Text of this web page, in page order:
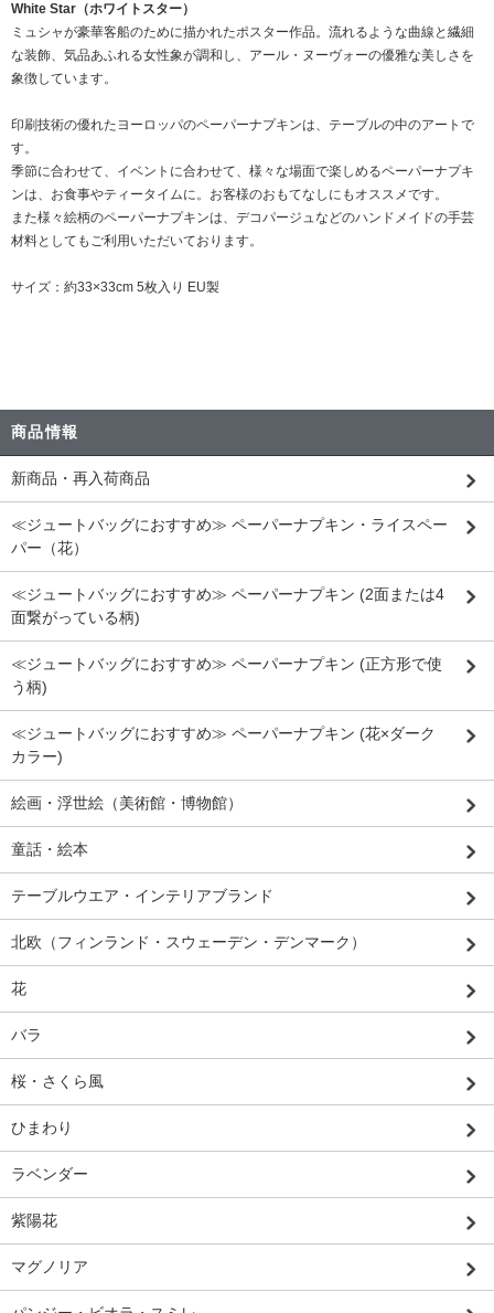
White Star（ホワイトスター）
ミュシャが豪華客船のために描かれたポスター作品。流れるような曲線と繊細
な装飾、気品あふれる女性象が調和し、アール・ヌーヴォーの優雅な美しさを
象徴しています。
印刷技術の優れたヨーロッパのペーパーナプキンは、テーブルの中のアートで
す。
季節に合わせて、イベントに合わせて、様々な場面で楽しめるペーパーナプキ
ンは、お食事やティータイムに。お客様のおもてなしにもオススメです。
また様々絵柄のペーパーナプキンは、デコパージュなどのハンドメイドの手芸
材料としてもご利用いただいております。
サイズ：約33×33cm 5枚入り EU製
商品情報
新商品・再入荷商品
≪ジュートバッグにおすすめ≫ ペーパーナプキン・ライスペー
パー（花）
≪ジュートバッグにおすすめ≫ ペーパーナプキン (2面または4
面繋がっている柄)
≪ジュートバッグにおすすめ≫ ペーパーナプキン (正方形で使
う柄)
≪ジュートバッグにおすすめ≫ ペーパーナプキン (花×ダーク
カラー)
絵画・浮世絵（美術館・博物館）
童話・絵本
テーブルウエア・インテリアブランド
北欧（フィンランド・スウェーデン・デンマーク）
花
バラ
桜・さくら風
ひまわり
ラベンダー
紫陽花
マグノリア